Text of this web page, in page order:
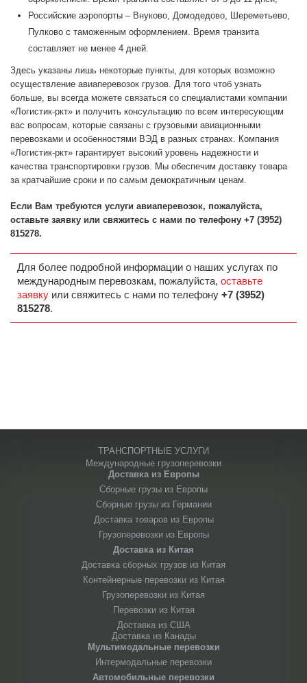
Российские аэропорты – Внуково, Домодедово, Шереметьево,
Пулково с таможенным оформлением. Время транзита
составляет не менее 4 дней.
Здесь указаны лишь некоторые пункты, для которых возможно
осуществление авиаперевозок грузов. Для того чтоб узнать
больше, вы всегда можете связаться со специалистами компании
«Логистик-ркт» и получить консультацию по всем интересующим
вас вопросам, которые связаны с грузовыми авиационными
перевозками и особенностями ВЭД в разных странах. Компания
«Логистик-ркт» гарантирует высокий уровень надежности и
качества транспортировки грузов. Мы обеспечим доставку товара
за кратчайшие сроки и по самым демократичным ценам.
Если Вам требуются услуги авиаперевозок, пожалуйста,
оставьте заявку или свяжитесь с нами по телефону +7 (3952)
815278.
Для более подробной информации о наших услугах по
международным перевозкам, пожалуйста, оставьте
заявку или свяжитесь с нами по телефону +7 (3952)
815278.
ТРАНСПОРТНЫЕ УСЛУГИ
Международные грузоперевозки
Доставка из Европы
Сборные грузы из Европы
Сборные грузы из Германии
Доставка товаров из Европы
Грузоперевозки из Европы
Доставка из Китая
Доставка сборных грузов из Китая
Контейнерные перевозки из Китая
Грузоперевозки из Китая
Перевозки из Китая
Доставка из США
Доставка из Канады
Мультимодальные перевозки
Интермодальные перевозки
Автомобильные перевозки